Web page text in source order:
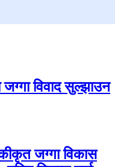
विवाद सुल्झाउन
जग्गा विकास